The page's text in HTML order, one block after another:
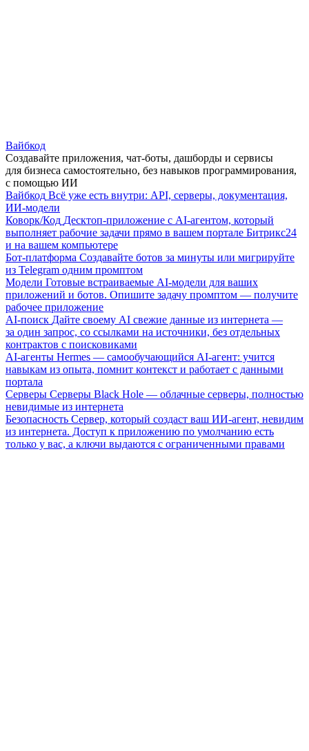
Вайбкод
Создавайте приложения, чат-боты, дашборды и сервисы
для бизнеса самостоятельно, без навыков программирования,
с помощью ИИ
Вайбкод Всё уже есть внутри: API, серверы, документация,
ИИ-модели
Коворк/Код Десктоп-приложение с AI-агентом, который
выполняет рабочие задачи прямо в вашем портале Битрикс24
и на вашем компьютере
Бот-платформа Создавайте ботов за минуты или мигрируйте
из Telegram одним промптом
Модели Готовые встраиваемые AI-модели для ваших
приложений и ботов. Опишите задачу промптом — получите
рабочее приложение
AI-поиск Дайте своему AI свежие данные из интернета —
за один запрос, со ссылками на источники, без отдельных
контрактов с поисковиками
AI-агенты Hermes — самообучающийся AI-агент: учится
навыкам из опыта, помнит контекст и работает с данными
портала
Серверы Серверы Black Hole — облачные серверы, полностью
невидимые из интернета
Безопасность Сервер, который создаст ваш ИИ-агент, невидим
из интернета. Доступ к приложению по умолчанию есть
только у вас, а ключи выдаются с ограниченными правами